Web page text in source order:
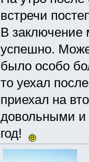
встречи
В заключение
успешно.
было особо
то уехал
приехал на
довольными и
год!